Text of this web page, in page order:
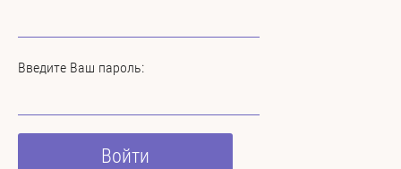
Введите Ваш пароль:
Войти